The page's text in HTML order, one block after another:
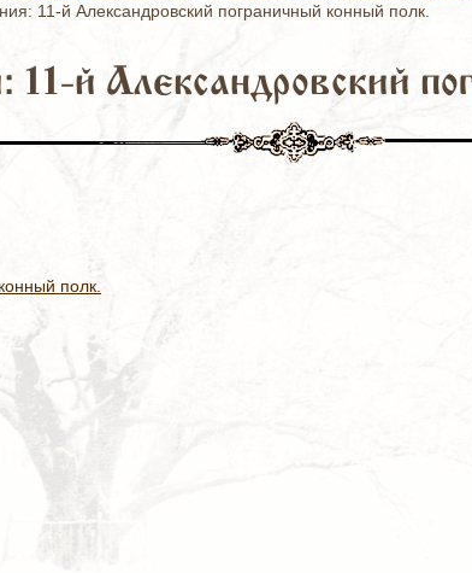
11-й Александровский пограничный конный полк.
й Александровский
полк.